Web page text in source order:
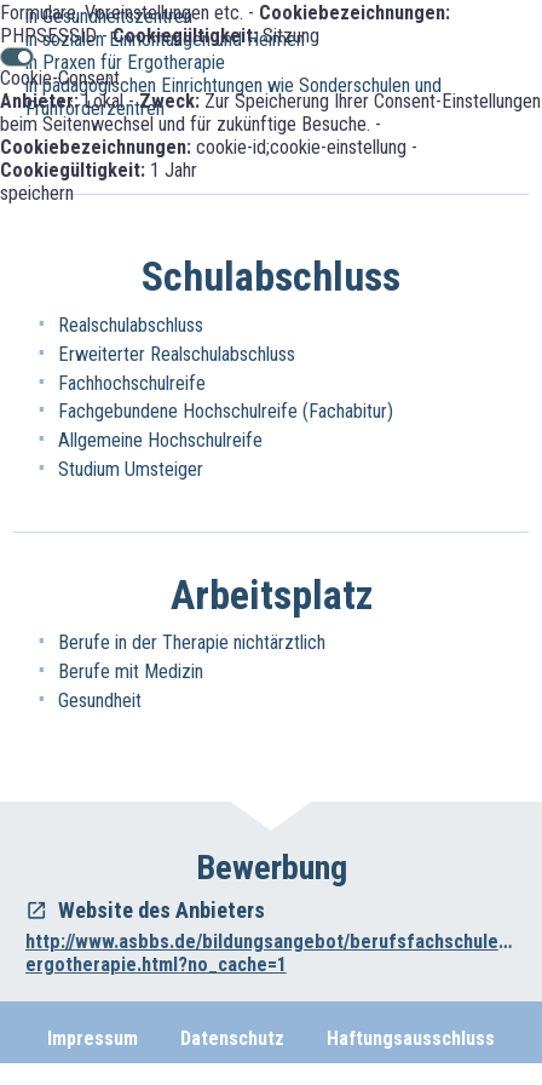
Formulare, Voreinstellungen etc. - Cookiebezeichnungen:
PHPSESSID -Cookiegültigkeit:Sitzung
Cookie-Consent
Anbieter:Lokal -Zweck: Zur Speicherung Ihrer Consent-Einstellungen
beim Seitenwechsel und für zukünftige Besuche. -
Cookiebezeichnungen: cookie-id;cookie-einstellung -
Cookiegültigkeit: 1 Jahr
speichern
in Gesundheitszentren
in sozialen Einrichtungen und Heimen
in Praxen für Ergotherapie
in pädagogischen Einrichtungen wie Sonderschulen und
Frühförderzentren
Schulabschluss
Realschulabschluss
Erweiterter Realschulabschluss
Fachhochschulreife
Fachgebundene Hochschulreife (Fachabitur)
Allgemeine Hochschulreife
Studium Umsteiger
Arbeitsplatz
Berufe in der Therapie nichtärztlich
Berufe mit Medizin
Gesundheit
Bewerbung
Website des Anbieters
http://www.asbbs.de/bildungsangebot/berufsfachschulen/
ergotherapie.html?no_cache=1
Impressum Datenschutz Haftungsausschluss